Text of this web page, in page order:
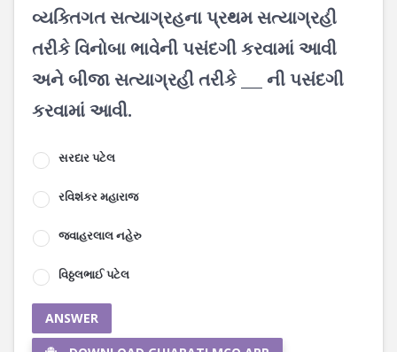
વ્યક્તિગત સત્યાગ્રહના પ્રથમ સત્યાગ્રહી
તરીકે વિનોબા ભાવેની પસંદગી કરવામાં આવી
અને બીજા સત્યાગ્રહી તરીકે ___ ની પસંદગી
કરવામાં આવી.
સરદાર પટેલ
રવિશંકર મહારાજ
જવાહરલાલ નહેરુ
વિઠ્ઠલભાઈ પટેલ
ANSWER